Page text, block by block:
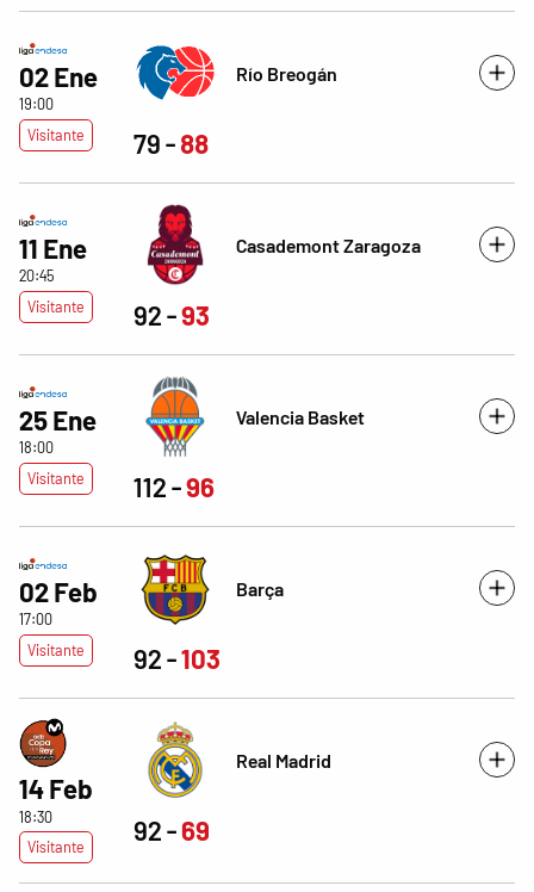
02 Ene
19:00
Visitante
Río Breogán
79 88
11 Ene
20:45
Visitante
Casademont Zaragoza
92 93
25 Ene
18:00
Visitante
Valencia Basket
112 96
02 Feb
17:00
Visitante
Barça
92 103
14 Feb
18:30
Visitante
Real Madrid
92 69